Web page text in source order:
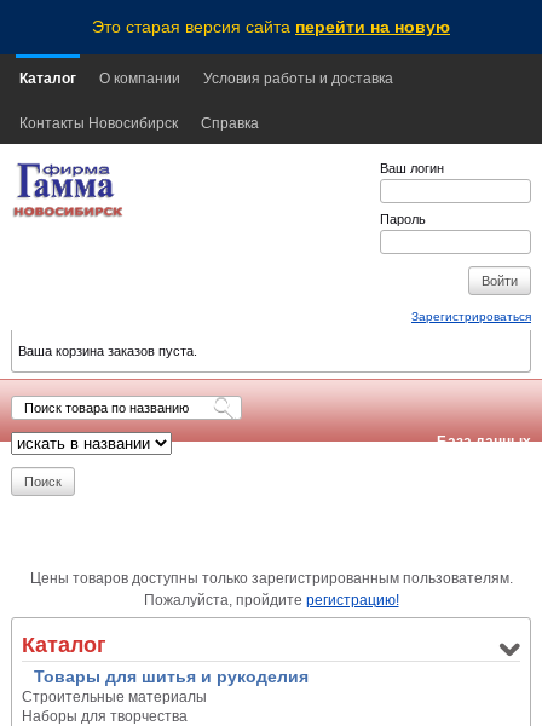
Это старая версия сайта перейти на новую
Каталог О компании Условия работы и доставка
Контакты Новосибирск Справка
Ваш логин
Пароль
Зарегистрироваться
Ваша корзина заказов пуста.
База данных
Цены товаров доступны только зарегистрированным пользователям.
Пожалуйста, пройдите регистрацию!
Каталог
Товары для шитья и рукоделия
Строительные материалы
Наборы для творчества